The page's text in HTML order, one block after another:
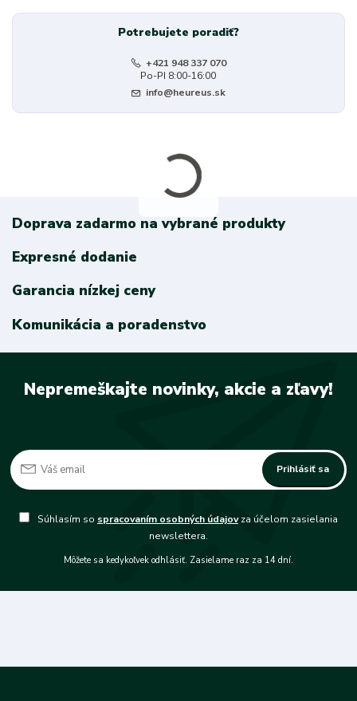
Potrebujete poradiť?
+421 948 337 070
Po-PI 8:00-16:00
info@heureus.sk
Doprava zadarmo na vybrané produkty
Expresné dodanie
Garancia nízkej ceny
Komunikácia a poradenstvo
Nepremeškajte novinky, akcie a zľavy!
Prihlásiť sa
Súhlasím so spracovaním osobných údajovza účelom zasielania
newslettera.
Môžete sa kedykoľvek odhlásiť. Zasielame raz za 14 dní.